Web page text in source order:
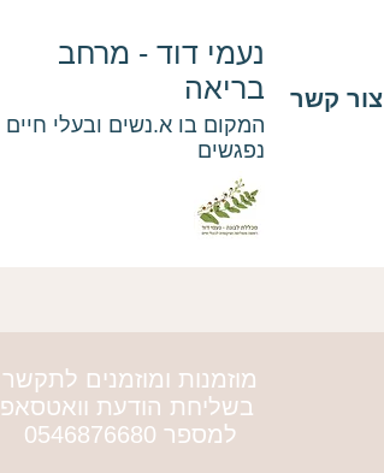
נעמי דוד - מרחב
בריאה
המקום בו א.נשים ובעלי חיים
נפגשים
צור קשר
מוזמנות ומוזמנים לתקשר
בשליחת הודעת וואטסאפ
למספר 0546876680